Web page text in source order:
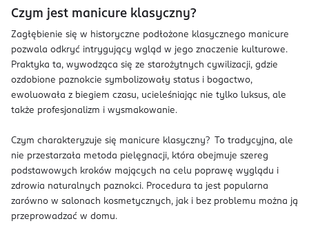
Czym jest manicure klasyczny?
Zagłębienie się w historyczne podłożone klasycznego manicure
pozwala odkryć intrygujący wgląd w jego znaczenie kulturowe.
Praktyka ta, wywodząca się ze starożytnych cywilizacji, gdzie
ozdobione paznokcie symbolizowały status i bogactwo,
ewoluowała z biegiem czasu, ucieleśniając nie tylko luksus, ale
także profesjonalizm i wysmakowanie.
Czym charakteryzuje się manicure klasyczny? To tradycyjna, ale
nie przestarzała metoda pielęgnacji, która obejmuje szereg
podstawowych kroków mających na celu poprawę wyglądu i
zdrowia naturalnych paznokci. Procedura ta jest popularna
zarówno w salonach kosmetycznych, jak i bez problemu można ją
przeprowadzać w domu.